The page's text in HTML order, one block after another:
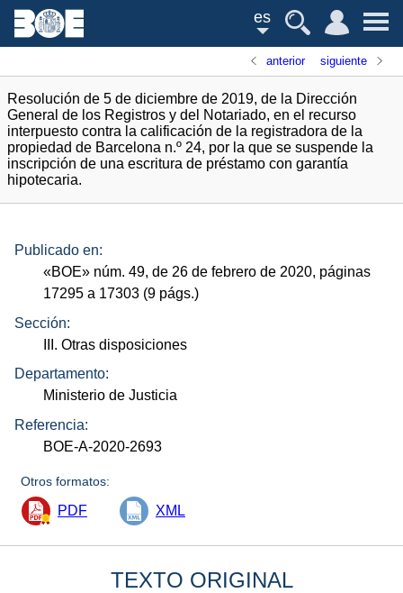
es
anterior siguiente
Resolución de 5 de diciembre de 2019, de la Dirección
General de los Registros y del Notariado, en el recurso
interpuesto contra la calificación de la registradora de la
propiedad de Barcelona n.º 24, por la que se suspende la
inscripción de una escritura de préstamo con garantía
hipotecaria.
Publicado en:
«BOE» núm. 49, de 26 de febrero de 2020, páginas
17295 a 17303 (9 págs.)
Sección:
III. Otras disposiciones
Departamento:
Ministerio de Justicia
Referencia:
BOE-A-2020-2693
Otros formatos:
PDF XML
TEXTO ORIGINAL